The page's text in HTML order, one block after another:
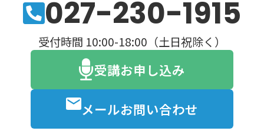
027-230-1915
受付時間 10:00-18:00（土日祝除く）
受講お申し込み
メールお問い合わせ